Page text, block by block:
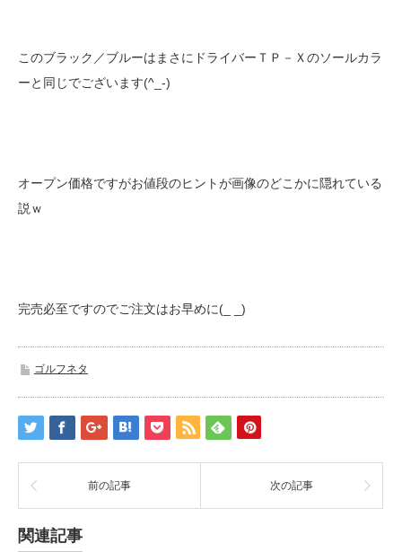
このブラック／ブルーはまさにドライバーＴＰ－Ｘのソールカラ
ーと同じでございます(^_-)
オープン価格ですがお値段のヒントが画像のどこかに隠れている
説ｗ
完売必至ですのでご注文はお早めに(_ _)
ゴルフネタ
前の記事 次の記事
関連記事